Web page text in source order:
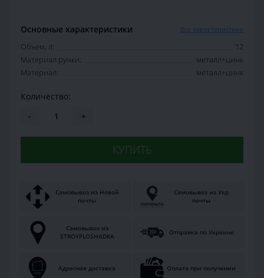
Основные характеристики Все характеристики
Объем, л:
12
Материал ручки:
металл+цинк
Материал:
металл+цинк
Количество:
- +
КУПИТЬ
Самовывоз из Новой
почты
Самовывоз из Укр
почты
Самовывоз из
STROYPLOSHADKA
Отправка по Украине
Адресная доставка Оплата при получении